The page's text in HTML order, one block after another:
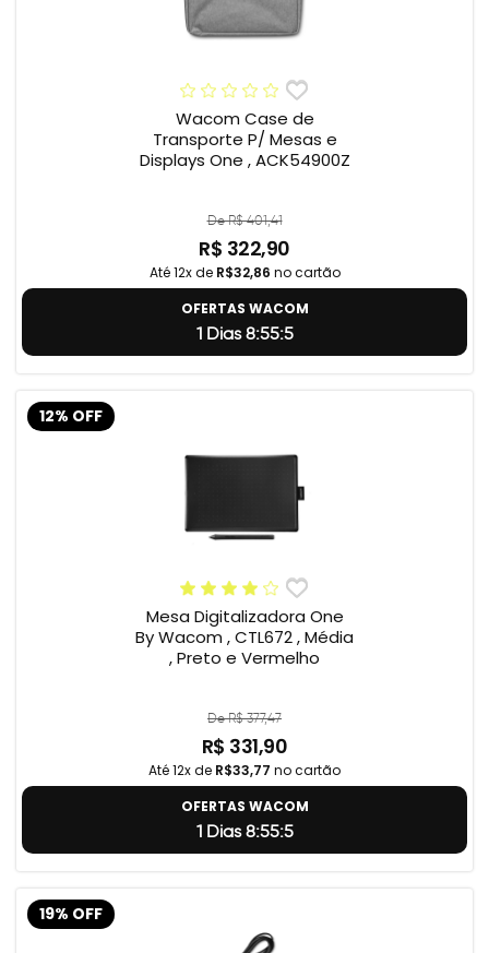
Wacom Case de
Transporte P/ Mesas e
Displays One , ACK54900Z
De R$ 401,41
R$ 322,90
Até 12x de R$32,86 no cartão
OFERTAS WACOM
1 Dias 8:55:4
12% OFF
Mesa Digitalizadora One
By Wacom , CTL672 , Média
, Preto e Vermelho
De R$ 377,47
R$ 331,90
Até 12x de R$33,77 no cartão
OFERTAS WACOM
1 Dias 8:55:4
19% OFF